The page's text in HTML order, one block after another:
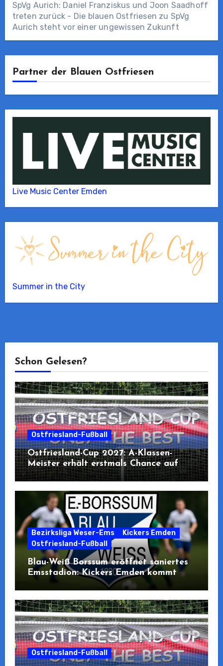
SpVg Aurich: Daniel Franziskus und Joon Saadhoff
treten zurück - Die blauen Ostfriesen zu SpVg
Aurich steht vor einer ungewissen Zukunft
Partner der Blauen Ostfriesen
Live Music Center Emden
Summer in the City
Schon Gelesen?
Ostfriesland-Fußball
Ostfriesland-Cup 2027: A-Klassen-
Meister erhält erstmals Chance auf
Teilnahme
Bezirksliga Weser-Ems
Kickers Emden
Ostfriesland-Fußball
Blau-Weiß Borssum eröffnet saniertes
Emsstadion: Kickers Emden kommt
zum Pre-Opening
Ostfriesland-Fußball